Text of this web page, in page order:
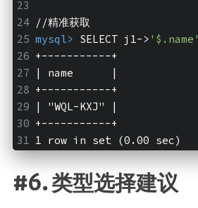
//精准获取
mysql> SELECT j1-> '$.name'
+-----------+
| name      |
+-----------+
| "WQL-KXJ" |
+-----------+
1 row in set (0.00 sec)
#6. 类型选择建议